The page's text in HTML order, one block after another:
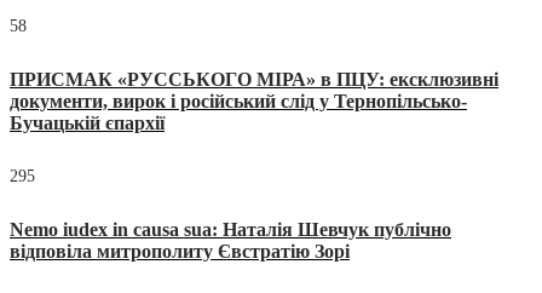
58
ПРИСМАК «РУССЬКОГО МІРА» в ПЦУ: ексклюзивні
документи, вирок і російський слід у Тернопільсько-
Бучацькій єпархії
295
Nemo iudex in causa sua: Наталія Шевчук публічно
відповіла митрополиту Євстратію Зорі